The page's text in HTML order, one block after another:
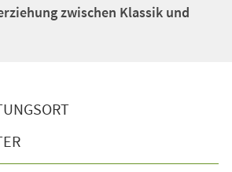
zwischen Klassik und